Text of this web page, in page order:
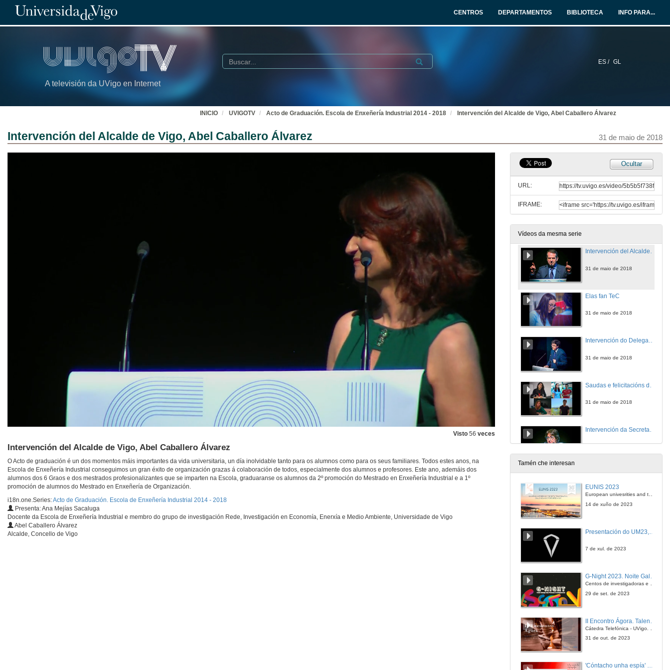
CENTROS DEPARTAMENTOS BIBLIOTECA INFO PARA...
A televisión da UVigo en Internet
ES / GL
Buscar Submit
INICIO UVIGOTV Acto de Graduación. Escola de Enxeñería Industrial 2014 - 2018 Intervención del Alcalde de Vigo, Abel Caballero Álvarez
Intervención del Alcalde de Vigo, Abel Caballero Álvarez 31 de maio de 2018
Visto 56 veces
Intervención del Alcalde de Vigo, Abel Caballero Álvarez
O Acto de graduación é un dos momentos máis importantes da vida universitaria, un día inolvidable tanto para os alumnos como para os seus familiares. Todos estes anos, na
Escola de Enxeñería Industrial conseguimos un gran éxito de organización grazas á colaboración de todos, especialmente dos alumnos e profesores. Este ano, ademáis dos
alumnos dos 6 Graos e dos mestrados profesionalizantes que se imparten na Escola, graduaranse os alumnos da 2º promoción do Mestrado en Enxeñería Industrial e a 1º
promoción de alumnos do Mestrado en Enxeñería de Organización.
i18n.one.Series:Acto de Graduación. Escola de Enxeñería Industrial 2014 - 2018
Presenta: Ana Mejías Sacaluga
Docente da Escola de Enxeñería Industrial e membro do grupo de investigación Rede, Investigación en Economía, Enerxía e Medio Ambiente, Universidade de Vigo
Abel Caballero Álvarez
Alcalde, Concello de Vigo
Ocultar
URL:
IFRAME:
Vídeos da mesma serie
Intervención do Presidente do Consello Social, Ernesto Pedrosa Silva
31 de maio de 2018
Entrega de Diplomas e Distincións os alumnos e alumnas
Graos e másteres oficiais, ademais da 3º promoción do Máster en Enxeñería Industrial, 2º promoción do Máster en Enxeñería de Organización
Discurso dos alumnos de Máster en Enxeñería Industrial
31 de maio de 2018
Intervención del Alcalde de Vigo, Abel Caballero Álvarez
31 de maio de 2018
Elas fan TeC
31 de maio de 2018
Intervención do Delegado da Xunta en Vigo, Ignacio Lopez Chaves
31 de maio de 2018
31 de maio de 2018
Intervención da Secretaria xeral da Universidade de Vigo, Gloria Pena Urís
Actuación musical de Alejandro Bolaño
31 de maio de 2018
31 de maio de 2018
Tamén che interesan
EUNIS 2023
European univesrities and the digital transformation: challenges and opportunities ahead
14 de xuño de 2023
7 de xul. de 2023
G-Night 2023. Noite Galega das Persoas Investigadoras. Conciencias creativas
Centos de investigadoras e investigadores, decenas de actividades e sete cidades
29 de set. de 2023
Cátedra Telefónica - UVigo. Espazos de innovación
31 de out. de 2023
'Cóntacho unha espía' Reto